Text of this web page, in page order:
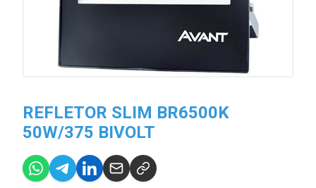
REFLETOR SLIM BR6500K
50W/375 BIVOLT